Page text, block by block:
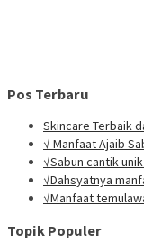
Pos Terbaru
Skincare Terbaik
√ Manfaat Ajaib
√Sabun cantik
√Dahsyatnya
√Manfaat
Topik Populer